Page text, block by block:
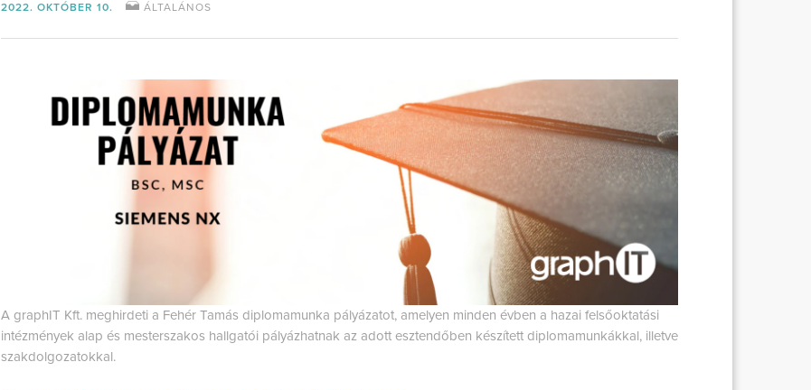
2022. OKTÓBER 10. ÁLTALÁNOS
A graphIT Kft. meghirdeti a Fehér Tamás diplomamunka pályázatot, amelyen minden évben a hazai felsőoktatási
intézmények alap és mesterszakos hallgatói pályázhatnak az adott esztendőben készített diplomamunkákkal, illetve
szakdolgozatokkal.